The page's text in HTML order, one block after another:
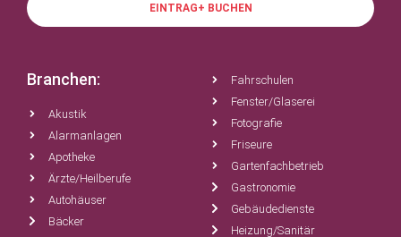
EINTRAG+ BUCHEN
Branchen:
Akustik
Alarmanlagen
Apotheke
Ärzte/Heilberufe
Autohäuser
Bäcker
Fahrschulen
Fenster/Glaserei
Fotografie
Friseure
Gartenfachbetrieb
Gastronomie
Gebäudedienste
Heizung/Sanitär